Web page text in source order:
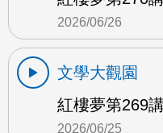
2026/06/26
文學大觀園
紅樓夢第269
2026/06/25